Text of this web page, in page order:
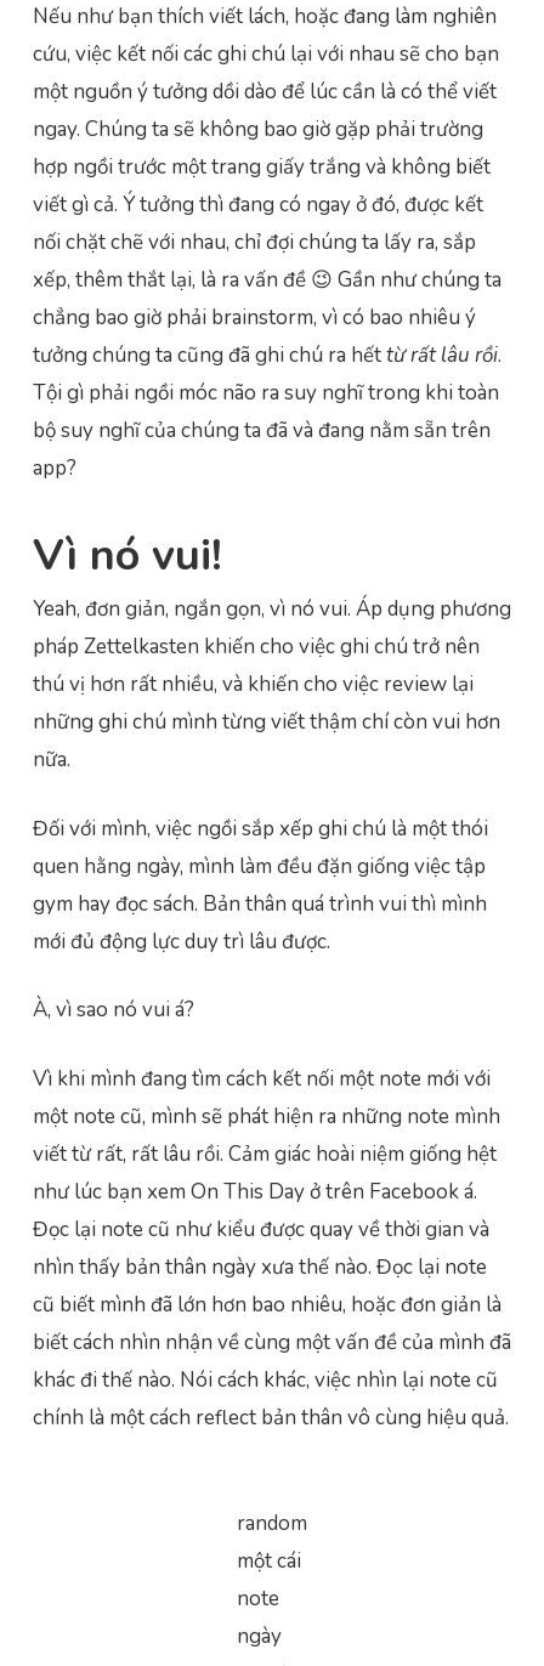
Nếu như bạn thích viết lách, hoặc đang làm nghiên
cứu, việc kết nối các ghi chú lại với nhau sẽ cho bạn
một nguồn ý tưởng dồi dào để lúc cần là có thể viết
ngay. Chúng ta sẽ không bao giờ gặp phải trường
hợp ngồi trước một trang giấy trắng và không biết
viết gì cả. Ý tưởng thì đang có ngay ở đó, được kết
nối chặt chẽ với nhau, chỉ đợi chúng ta lấy ra, sắp
xếp, thêm thắt lại, là ra vấn đề 😉 Gần như chúng ta
chẳng bao giờ phải brainstorm, vì có bao nhiêu ý
tưởng chúng ta cũng đã ghi chú ra hếttừ rất lâu rồi.
Tội gì phải ngồi móc não ra suy nghĩ trong khi toàn
bộ suy nghĩ của chúng ta đã và đang nằm sẵn trên
app?
Vì nó vui!
Yeah, đơn giản, ngắn gọn, vì nó vui. Áp dụng phương
pháp Zettelkasten khiến cho việc ghi chú trở nên
thú vị hơn rất nhiều, và khiến cho việc review lại
những ghi chú mình từng viết thậm chí còn vui hơn
nữa.
Đối với mình, việc ngồi sắp xếp ghi chú là một thói
quen hằng ngày, mình làm đều đặn giống việc tập
gym hay đọc sách. Bản thân quá trình vui thì mình
mới đủ động lực duy trì lâu được.
À, vì sao nó vui á?
Vì khi mình đang tìm cách kết nối một note mới với
một note cũ, mình sẽ phát hiện ra những note mình
viết từ rất, rất lâu rồi. Cảm giác hoài niệm giống hệt
như lúc bạn xem On This Day ở trên Facebook á.
Đọc lại note cũ như kiểu được quay về thời gian và
nhìn thấy bản thân ngày xưa thế nào. Đọc lại note
cũ biết mình đã lớn hơn bao nhiêu, hoặc đơn giản là
biết cách nhìn nhận về cùng một vấn đề của mình đã
khác đi thế nào. Nói cách khác, việc nhìn lại note cũ
chính là một cách reflect bản thân vô cùng hiệu quả.
random
một cái
note
ngày